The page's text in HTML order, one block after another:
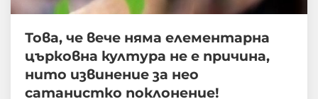
Това, че вече няма елементарна
църковна култура не е причина,
нито извинение за нео
сатанистко поклонение!